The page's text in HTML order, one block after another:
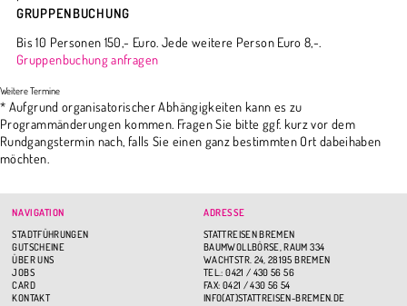
GRUPPENBUCHUNG
Bis 10 Personen 150,- Euro. Jede weitere Person Euro 8,-.
Gruppenbuchung anfragen
* Aufgrund organisatorischer Abhängigkeiten kann es zu
Programmänderungen kommen. Fragen Sie bitte ggf. kurz vor dem
Rundgangstermin nach, falls Sie einen ganz bestimmten Ort dabeihaben
möchten.
NAVIGATION
STADTFÜHRUNGEN
GUTSCHEINE
ÜBER UNS
JOBS
CARD
KONTAKT
ADRESSE
STATTREISEN BREMEN
BAUMWOLLBÖRSE, RAUM 334
WACHTSTR. 24, 28195 BREMEN
TEL.: 0421 / 430 56 56
FAX: 0421 / 430 56 54
INFO(AT)STATTREISEN-BREMEN.DE